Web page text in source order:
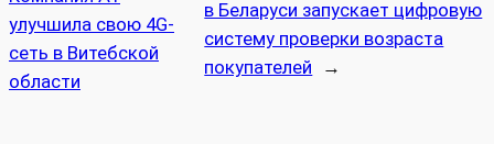
улучшила свою 4G-
сеть в Витебской
области
в Беларуси запускает цифровую
систему проверки возраста
покупателей
→